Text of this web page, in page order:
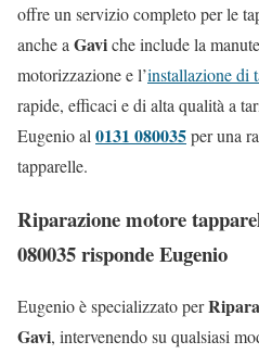
offre un servizio completo per le
anche a Gaviche include la
motorizzazione e l’installazione di
rapide, efficaci e di alta qualità a
Eugenio al 0131 080035per una
tapparelle.
Riparazione motore
080035 risponde Eugenio
Eugenio è specializzato per
Gavi, intervenendo su qualsiasi